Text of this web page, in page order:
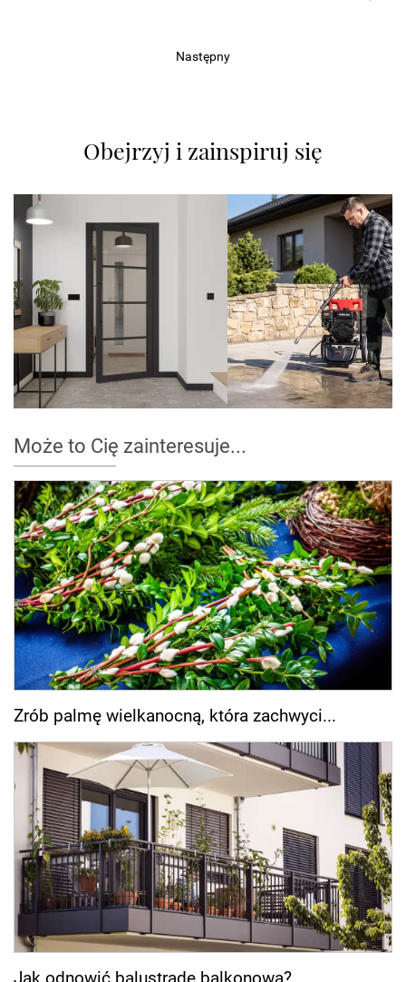
Następny
Obejrzyj i zainspiruj się
Może to Cię zainteresuje...
Zrób palmę wielkanocną, która zachwyci...
Jak odnowić balustradę balkonową?